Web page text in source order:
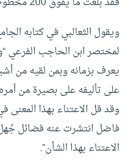
ويقول الثعالبي في كتابه
لمختصر ابن الحاجب الفرعي
يعرف بزمانه وبمن لقيه من
على تأليفه على بصيرة من
وقد قل الاعتناء بهذا
فاضل انتشرت عنه فضائل
الاعتناء بهذا الشأن”.